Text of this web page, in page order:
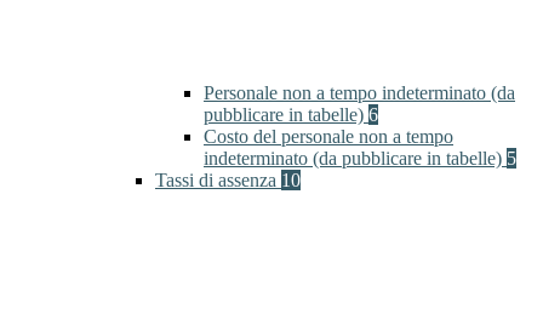
Personale non a tempo indeterminato (da
pubblicare in tabelle) 6
Costo del personale non a tempo
indeterminato (da pubblicare in tabelle) 5
Tassi di assenza 10